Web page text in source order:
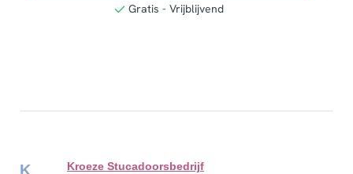
K Kroeze Stucadoorsbedrijf